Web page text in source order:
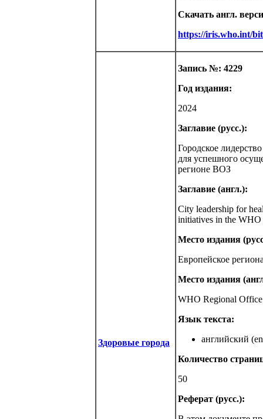
Скачать англ.
https://iris.who.int/
Здоровые города
Запись №: 4229
Год издания:
2024
Заглавие (русс.):
Городское
для успешного
регионе ВОЗ
Заглавие (англ.):
City leadership for
initiatives in the WHO
Место издания
Европейское
Место издания
WHO Regional
Язык текста:
английский
Количество
50
Реферат (русс.):